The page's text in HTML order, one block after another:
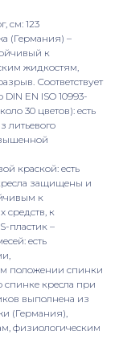
см: 123
(Германия) –
к
жидкостям,
Соответствует
EN ISO 10993-
30 цветов): есть
литьевого
краской: есть
защищены и
к
к
пластик –
есть
положении спинки
кресла при
выполнена из
(Германия),
физиологическим